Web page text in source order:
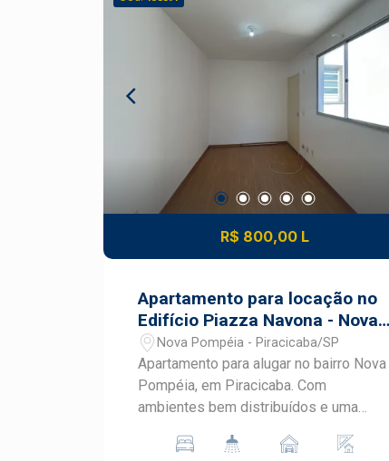
R$ 800,00 L
Apartamento para locação no
Edifício Piazza Navona - Nova
Pompéia em Piracicaba
Nova Pompéia - Piracicaba/SP
Apartamento para alugar no bairro Nova
Pompéia, em Piracicaba. Com
ambientes bem distribuídos e uma
oferece praticidade e conforto para o